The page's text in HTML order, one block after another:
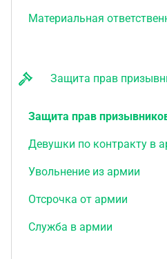
Материальная
Защита прав
Защита прав
Девушки по контракту в
Увольнение из армии
Отсрочка от армии
Служба в армии